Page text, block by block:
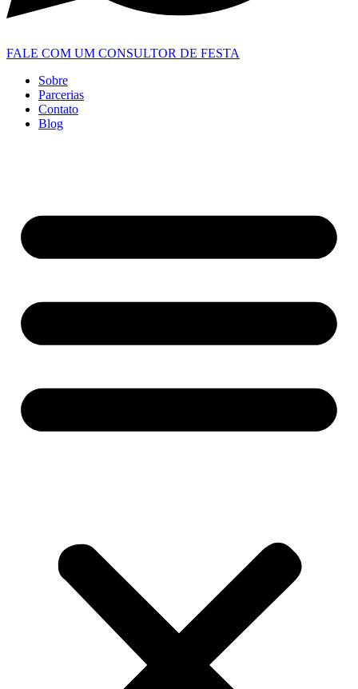
FALE COM UM CONSULTOR DE FESTA
Sobre
Parcerias
Contato
Blog